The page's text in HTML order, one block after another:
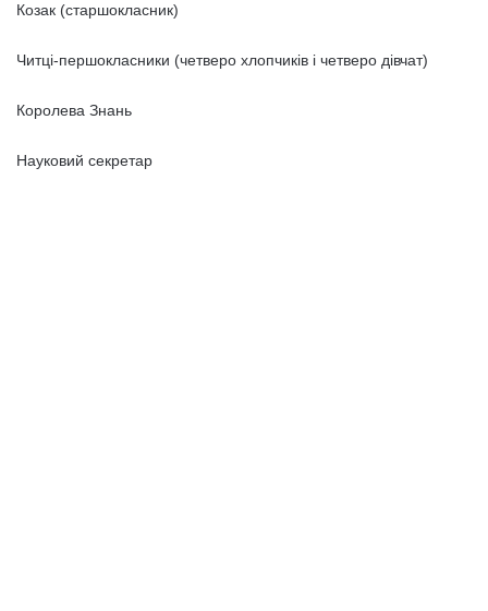
Козак (старшокласник)
Читці-першокласники (четверо хлопчиків і четверо дівчат)
Королева Знань
Науковий секретар